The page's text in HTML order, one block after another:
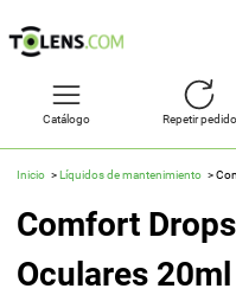
Catálogo Repetir pedido
Inicio Líquidos de mantenimiento
Comfort
Oculares 20ml